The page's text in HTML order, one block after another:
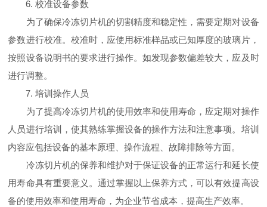
6. 校准设备参数
为了确保冷冻切片机的切割精度和稳定性，需要定期对设备
参数进行校准。校准时，应使用标准样品或已知厚度的玻璃片，
按照设备说明书的要求进行操作。如发现参数偏差较大，应及时
进行调整。
7. 培训操作人员
为了提高冷冻切片机的使用效率和使用寿命，应定期对操作
人员进行培训，使其熟练掌握设备的操作方法和注意事项。培训
内容应包括设备的基本原理、操作流程、故障排除等方面。
冷冻切片机的保养和维护对于保证设备的正常运行和延长使
用寿命具有重要意义。通过掌握以上保养方式，可以有效提高设
备的使用效率和使用寿命，为企业节省成本，提高生产效率。